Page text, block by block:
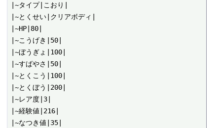
|~タイプ|こおり|
|~とくせい|クリアボディ|
|~HP|80|
|~こうげき|50|
|~ぼうぎょ|100|
|~すばやさ|50|
|~とくこう|100|
|~とくぼう|200|
|~レア度|3|
|~経験値|216|
|~なつき値|35|